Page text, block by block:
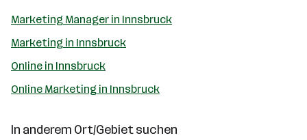
Marketing Manager in Innsbruck
Marketing in Innsbruck
Online in Innsbruck
Online Marketing in Innsbruck
In anderem Ort/Gebiet suchen